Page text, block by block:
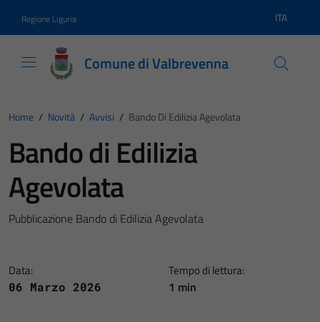
Regione Liguria Lingua
ITA
Comune di Valbrevenna
Home / Novità / Avvisi / Bando Di Edilizia Agevolata
Bando di Edilizia
Agevolata
Pubblicazione Bando di Edilizia Agevolata
Data:
06 Marzo 2026
Tempo di lettura:
1 min